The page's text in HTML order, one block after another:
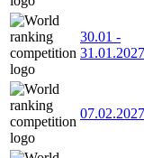
30.01 -
31.01.2027
07.02.2027